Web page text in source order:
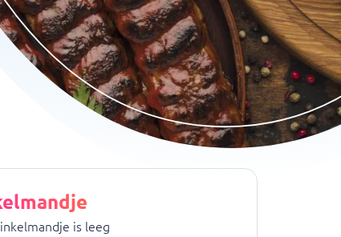
traditionele gerechten zoals Kabuli Palaw
is leeg